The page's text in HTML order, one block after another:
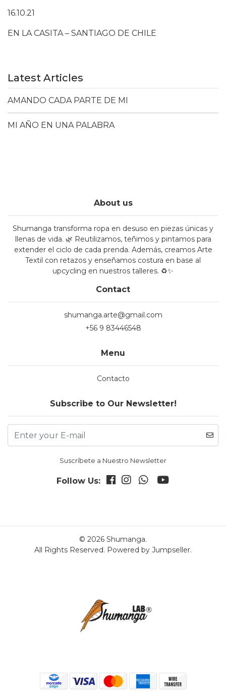
16.10.21
EN LA CASITA – SANTIAGO DE CHILE
Latest Articles
AMANDO CADA PARTE DE MI
MI AÑO EN UNA PALABRA
About us
Shumanga transforma ropa en desuso en piezas únicas y
llenas de vida. 🌿 Reutilizamos, teñimos y pintamos para
extender el ciclo de cada prenda. Además, creamos Arte
Textil con retazos y enseñamos costura en base al
upcycling en nuestros talleres. ♻️✨
Contact
shumanga.arte@gmail.com
+56 9 83446548
Menu
Contacto
Subscribe to Our Newsletter!
Suscríbete a Nuestro Newsletter
Follow Us:
© 2026 Shumanga.
All Rights Reserved. Powered by Jumpseller.